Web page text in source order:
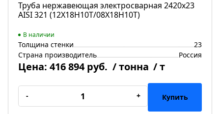
Труба нержавеющая электросварная 2420х23
AISI 321 (12Х18Н10Т/08Х18Н10Т)
В наличии
Толщина стенки
23
Страна производитель
Россия
Цена: 416 894 руб. / тонна / т
- + Купить